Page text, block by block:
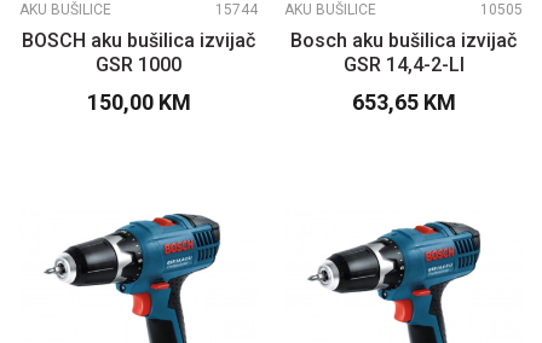
AKU BUŠILICE 15744
BOSCH aku bušilica izvijač
GSR 1000
150,00 KM
AKU BUŠILICE 10505
Bosch aku bušilica izvijač
GSR 14,4-2-LI
653,65 KM